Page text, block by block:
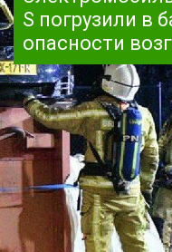
S погрузили в
опасности